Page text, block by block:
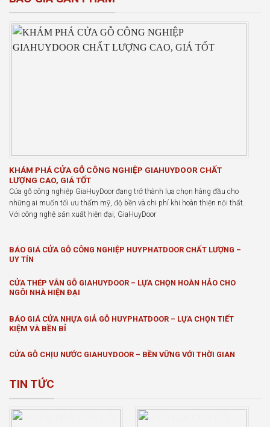
KHÁM PHÁ CỬA GỖ CÔNG NGHIỆP GIAHUYDOOR CHẤT
LƯỢNG CAO, GIÁ TỐT
Cửa gỗ công nghiệp GiaHuyDoor đang trở thành lựa chọn hàng đầu cho
những ai muốn tối ưu thẩm mỹ, độ bền và chi phí khi hoàn thiện nội thất.
Với công nghệ sản xuất hiện đại, GiaHuyDoor
BÁO GIÁ CỬA GỖ CÔNG NGHIỆP HUYPHATDOOR CHẤT LƯỢNG –
UY TÍN
CỬA THÉP VÂN GỖ GIAHUYDOOR – LỰA CHỌN HOÀN HẢO CHO
NGÔI NHÀ HIỆN ĐẠI
BÁO GIÁ CỬA NHỰA GIẢ GỖ HUYPHATDOOR – LỰA CHỌN TIẾT
KIỆM VÀ BỀN BỈ
CỬA GỖ CHỊU NƯỚC GIAHUYDOOR – BỀN VỮNG VỚI THỜI GIAN
TIN TỨC